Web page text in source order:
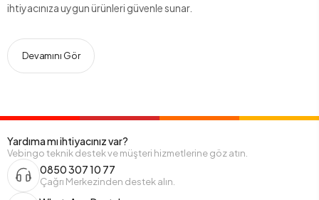
ihtiyacınıza uygun ürünleri güvenle sunar.
Devamını Gör
Yardıma mı ihtiyacınız var?
Vebingo teknik destek ve müşteri hizmetlerine göz atın.
0850 307 10 77
Çağrı Merkezinden destek alın.